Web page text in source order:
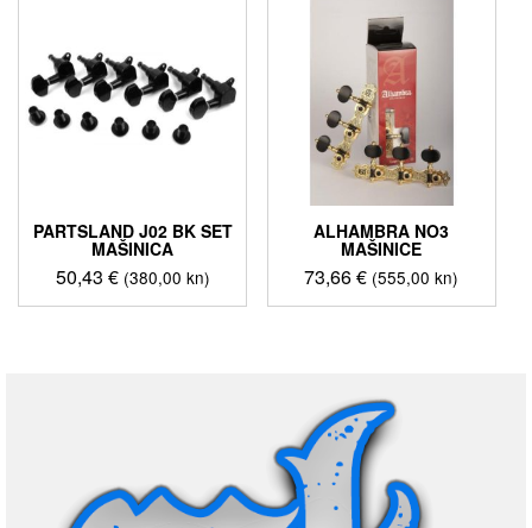
PARTSLAND J02 BK SET
MAŠINICA
50,43 € (380,00 kn)
ALHAMBRA NO3
MAŠINICE
73,66€ (555,00 kn)